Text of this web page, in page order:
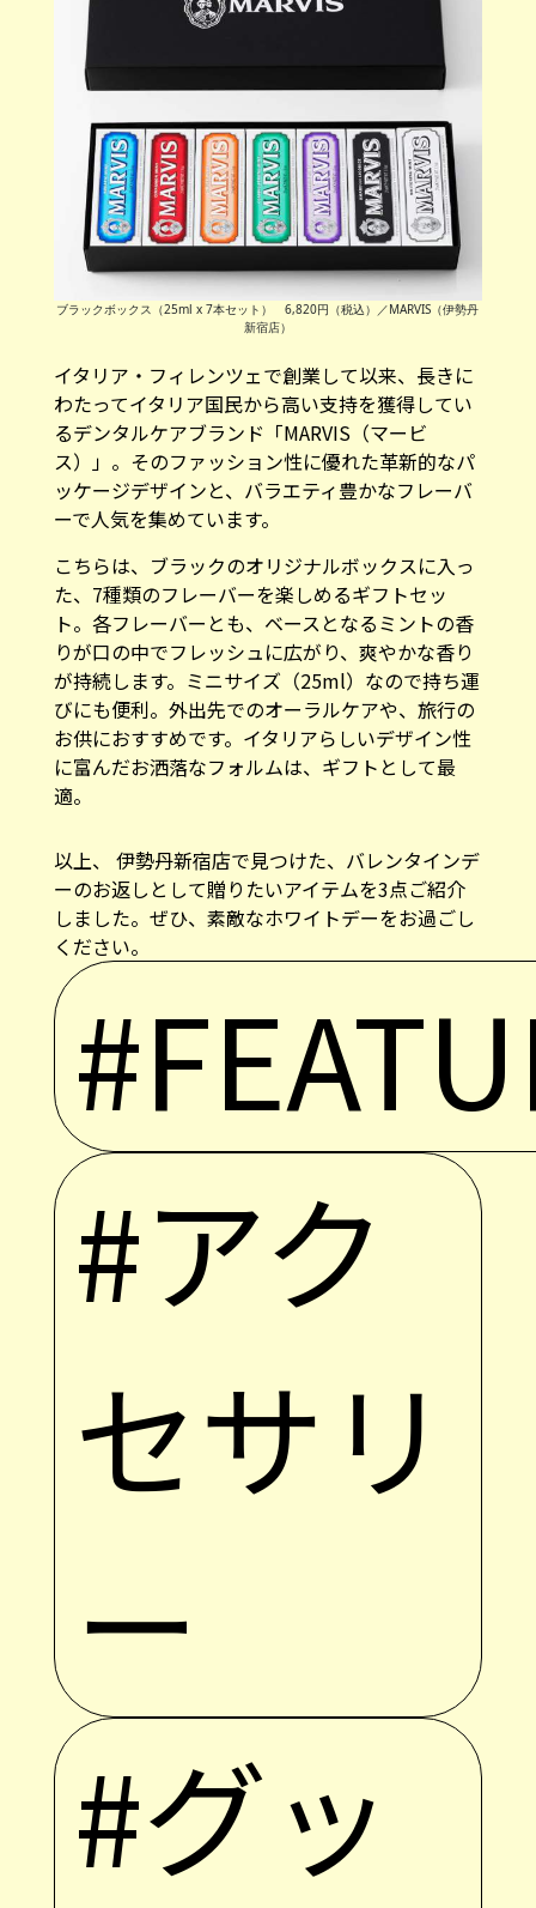
ブラックボックス（25ml x 7本セット） 6,820円（税込）／MARVIS（伊勢丹
新宿店）
イタリア・フィレンツェで創業して以来、長きに
わたってイタリア国民から高い支持を獲得してい
るデンタルケアブランド「MARVIS（マービ
ス）」。そのファッション性に優れた革新的なパ
ッケージデザインと、バラエティ豊かなフレーバ
ーで人気を集めています。
こちらは、ブラックのオリジナルボックスに入っ
た、7種類のフレーバーを楽しめるギフトセッ
ト。各フレーバーとも、ベースとなるミントの香
りが口の中でフレッシュに広がり、爽やかな香り
が持続します。ミニサイズ（25ml）なので持ち運
びにも便利。外出先でのオーラルケアや、旅行の
お供におすすめです。イタリアらしいデザイン性
に富んだお洒落なフォルムは、ギフトとして最
適。
以上、 伊勢丹新宿店で見つけた、バレンタインデ
ーのお返しとして贈りたいアイテムを3点ご紹介
しました。ぜひ、素敵なホワイトデーをお過ごし
ください。
#アク
セサリ
ー
#グッ